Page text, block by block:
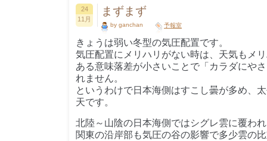
24
11月
まずまず
by ganchan 予報室
きょうは弱い冬型の気圧配置です。
気圧配置にメリハリがない時は、天気もメ
ある意味落差が小さいことで「カラダにや
れません。
というわけで日本海側はすこし曇が多め、
天です。
北陸～山陰の日本海側ではシグレ雲に覆わ
関東の沿岸部も気圧の谷の影響で多少雲の